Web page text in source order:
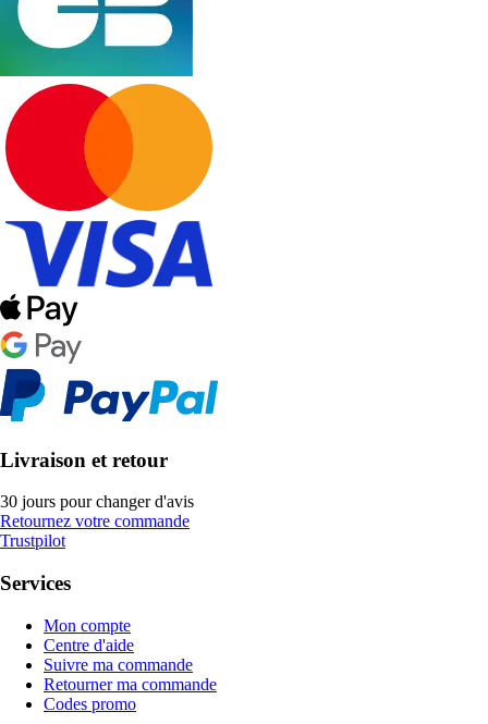
Livraison et retour
30 jours pour changer d'avis
Retournez votre commande
Trustpilot
Services
Mon compte
Centre d'aide
Suivre ma commande
Retourner ma commande
Codes promo